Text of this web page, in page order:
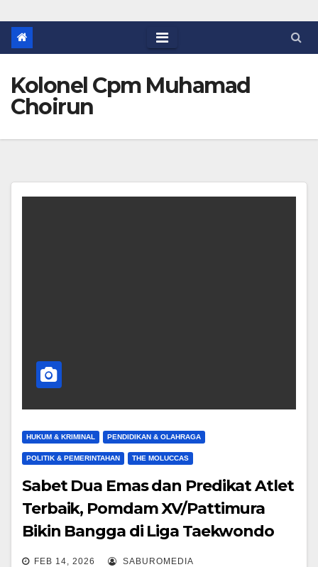
Kolonel Cpm Muhamad
Choirun
HUKUM & KRIMINAL PENDIDIKAN & OLAHRAGA
POLITIK & PEMERINTAHAN THE MOLUCCAS
Sabet Dua Emas dan Predikat Atlet
Terbaik, Pomdam XV/Pattimura
Bikin Bangga di Liga Taekwondo
Maluku Series 2
FEB 14, 2026 SABUROMEDIA